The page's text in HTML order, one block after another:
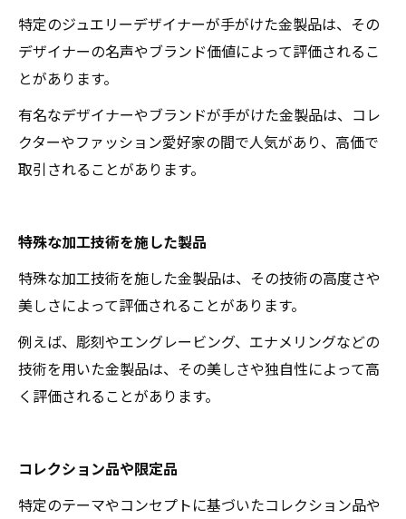
特定のジュエリーデザイナーが手がけた金製品は、その
デザイナーの名声やブランド価値によって評価されるこ
とがあります。
有名なデザイナーやブランドが手がけた金製品は、コレ
クターやファッション愛好家の間で人気があり、高価で
取引されることがあります。
特殊な加工技術を施した製品
特殊な加工技術を施した金製品は、その技術の高度さや
美しさによって評価されることがあります。
例えば、彫刻やエングレービング、エナメリングなどの
技術を用いた金製品は、その美しさや独自性によって高
く評価されることがあります。
コレクション品や限定品
特定のテーマやコンセプトに基づいたコレクション品や